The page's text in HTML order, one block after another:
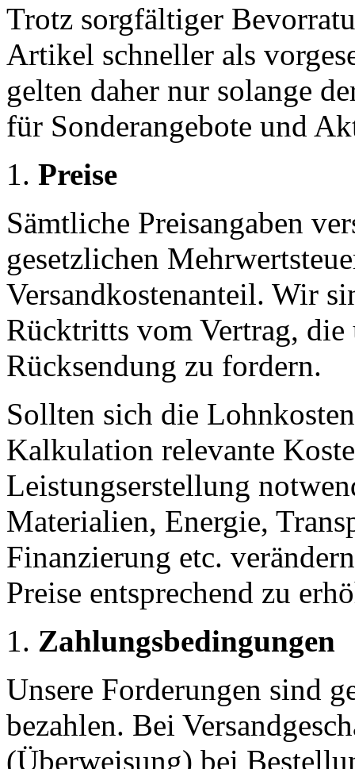
Trotz sorgfältiger
Artikel schneller als
gelten daher nur solange
für Sonderangebote und
Preise
Sämtliche Preisangaben
gesetzlichen
Versandkostenanteil. Wir
Rücktritts vom Vertrag,
Rücksendung zu fordern.
Sollten sich die
Kalkulation relevante
Leistungserstellung
Materialien, Energie,
Finanzierung etc.
Preise entsprechend zu
Zahlungsbedingungen
Unsere Forderungen sind
bezahlen. Bei
(Überweisung) bei